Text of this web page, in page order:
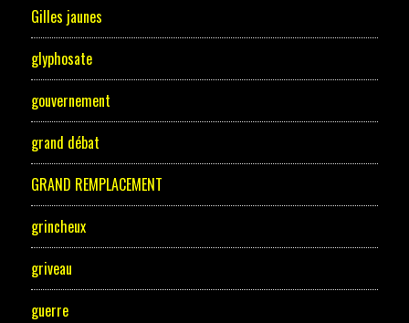
Gilles jaunes
glyphosate
gouvernement
grand débat
GRAND REMPLACEMENT
grincheux
griveau
guerre